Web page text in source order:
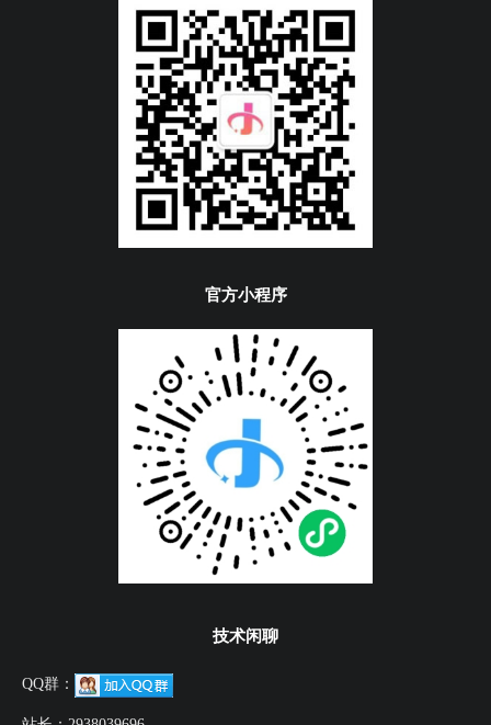
官方小程序
技术闲聊
QQ群：